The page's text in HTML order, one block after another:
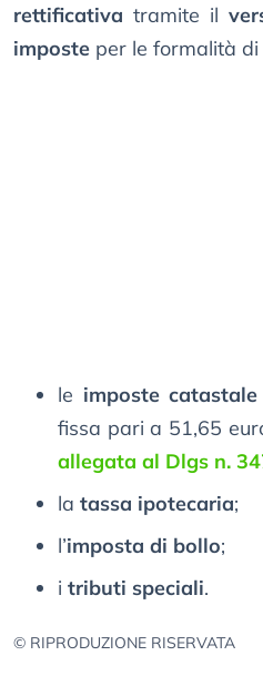
rettificativa tramite il
imposte per le formalità
le imposte catastale
fissa pari a 51,65
allegata al Dlgs n.
la tassa ipotecaria;
l’imposta di bollo;
i tributi speciali.
© RIPRODUZIONE RISERVATA